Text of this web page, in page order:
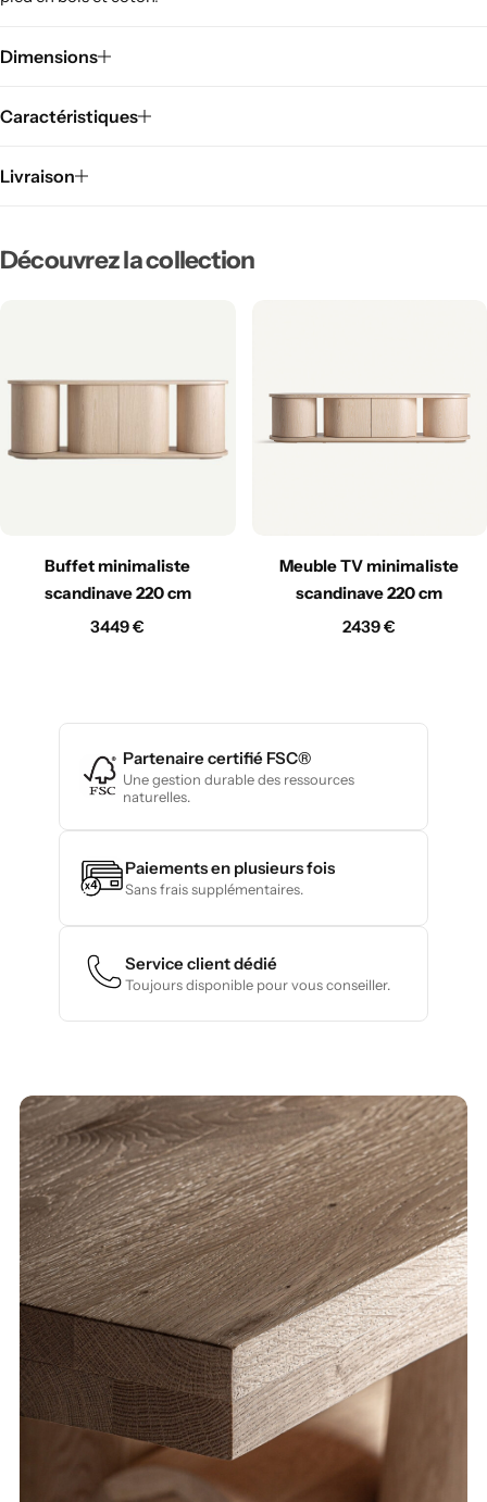
Dimensions
Caractéristiques
Livraison
Découvrez la collection
Buffet minimaliste
scandinave 220 cm
3449€
Meuble TV minimaliste
scandinave 220 cm
2439€
Partenaire certifié FSC®
Une gestion durable des ressources
naturelles.
Paiements en plusieurs fois
Sans frais supplémentaires.
Service client dédié
Toujours disponible pour vous conseiller.